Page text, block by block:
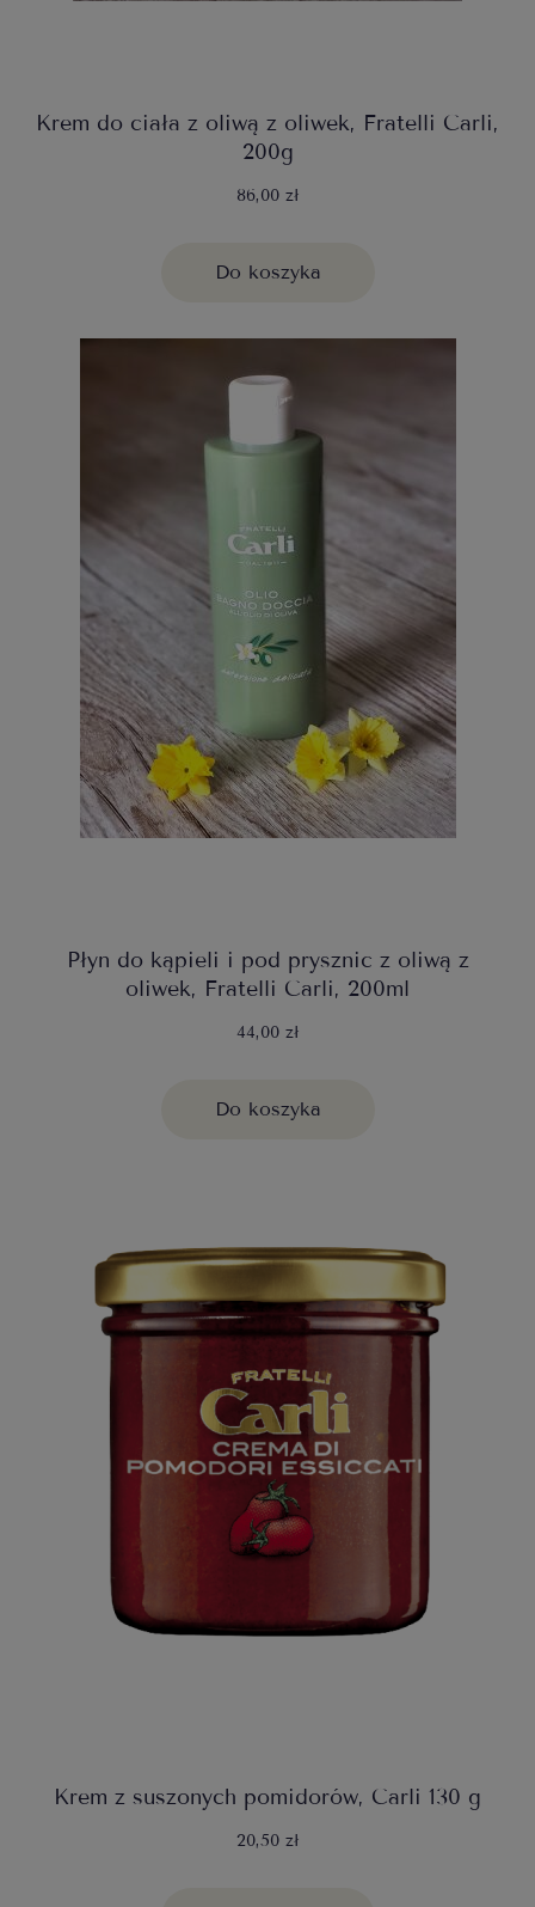
Krem do ciała z oliwą z oliwek, Fratelli Carli,
200g
86,00 zł
Do koszyka
Płyn do kąpieli i pod prysznic z oliwą z
oliwek, Fratelli Carli, 200ml
44,00 zł
Do koszyka
Krem z suszonych pomidorów, Carli 130 g
20,50 zł